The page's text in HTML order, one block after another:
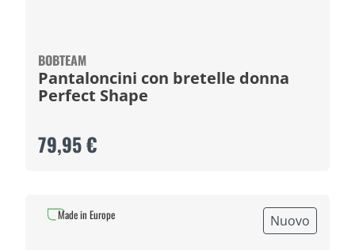
BOBTEAM
Pantaloncini con bretelle donna
Perfect Shape
79,95 €
Nuovo
Made in Europe